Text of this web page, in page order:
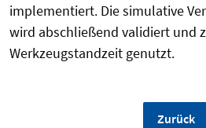
implementiert. Die simulative
wird abschließend validiert und
Werkzeugstandzeit genutzt.
Zurück